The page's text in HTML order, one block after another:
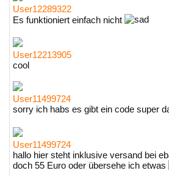
User12289322
Es funktioniert einfach nicht
User12213905
cool
User11499724
sorry ich habs es gibt ein code super
User11499724
hallo hier steht inklusive versand bei
doch 55 Euro oder übersehe ich etwas